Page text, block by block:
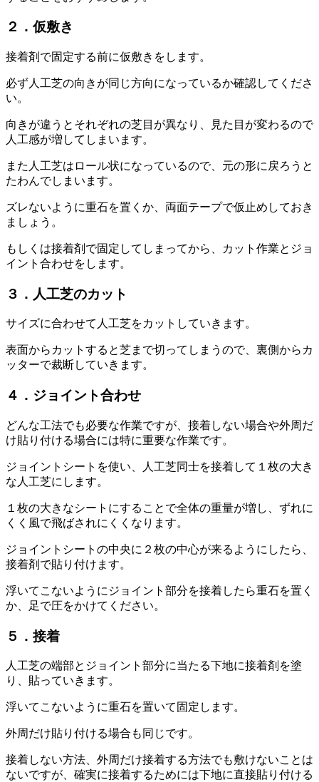
２．仮敷き
接着剤で固定する前に仮敷きをします。
必ず人工芝の向きが同じ方向になっているか確認してくださ
い。
向きが違うとそれぞれの芝目が異なり、見た目が変わるので
人工感が増してしまいます。
また人工芝はロール状になっているので、元の形に戻ろうと
たわんでしまいます。
ズレないように重石を置くか、両面テープで仮止めしておき
ましょう。
もしくは接着剤で固定してしまってから、カット作業とジョ
イント合わせをします。
３．人工芝のカット
サイズに合わせて人工芝をカットしていきます。
表面からカットすると芝まで切ってしまうので、裏側からカ
ッターで裁断していきます。
４．ジョイント合わせ
どんな工法でも必要な作業ですが、接着しない場合や外周だ
け貼り付ける場合には特に重要な作業です。
ジョイントシートを使い、人工芝同士を接着して１枚の大き
な人工芝にします。
１枚の大きなシートにすることで全体の重量が増し、ずれに
くく風で飛ばされにくくなります。
ジョイントシートの中央に２枚の中心が来るようにしたら、
接着剤で貼り付けます。
浮いてこないようにジョイント部分を接着したら重石を置く
か、足で圧をかけてください。
５．接着
人工芝の端部とジョイント部分に当たる下地に接着剤を塗
り、貼っていきます。
浮いてこないように重石を置いて固定します。
外周だけ貼り付ける場合も同じです。
接着しない方法、外周だけ接着する方法でも敷けないことは
ないですが、確実に接着するためには下地に直接貼り付ける